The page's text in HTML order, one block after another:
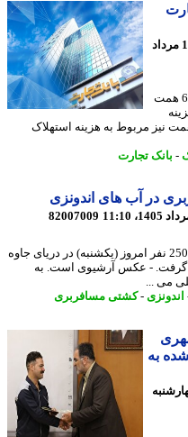
11 مرداد
نزدیک به 63 همت
همت هزینه های اداری و 2/9 همت نیز مربوط به هزینه استهلاک
تجارت
آب های اندونزی
82007009
منابع خبری اعلام کرد یک کشتی حامل حدود 250 نفر امروز (یکشنبه) در دریای جاوه
- عکس آرشیوی است. به
...
- کشتی مسافربری
به